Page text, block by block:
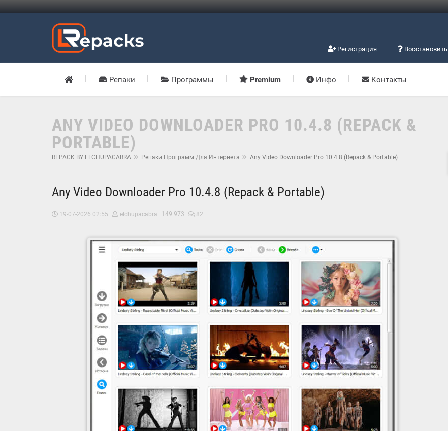
Регистрация Восстановить
Репаки Программы Premium Инфо Контакты
ANY VIDEO DOWNLOADER PRO 10.4.8 (REPACK &
PORTABLE)
REPACK BY ELCHUPACABRA Репаки Программ Для Интернета Any Video Downloader Pro 10.4.8 (Repack & Portable)
Any Video Downloader Pro 10.4.8 (Repack & Portable)
19-07-2026 02:55 elchupacabra 149 973 82